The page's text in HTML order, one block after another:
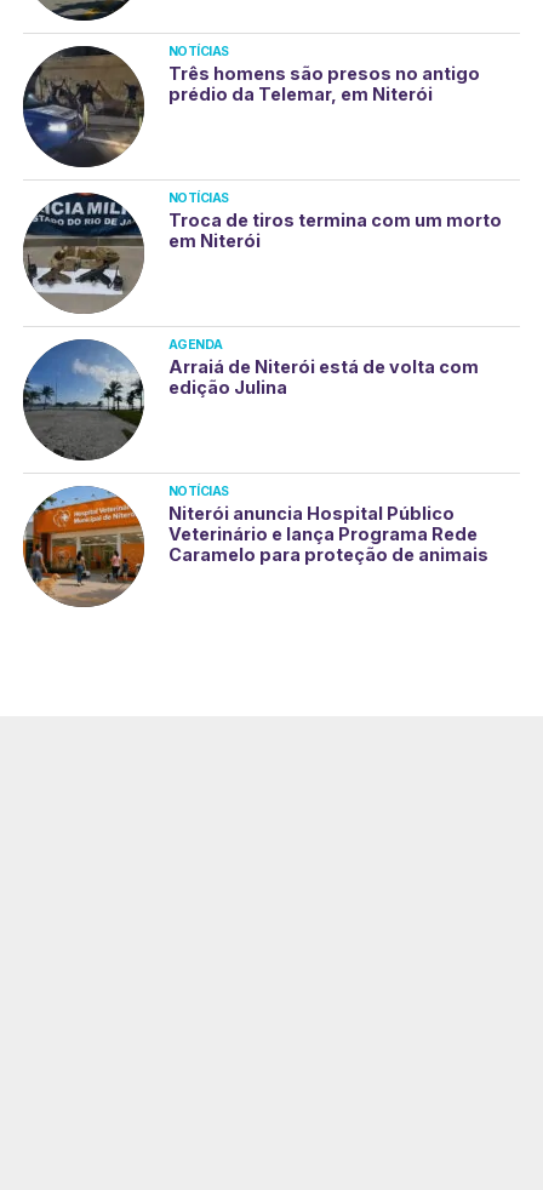
NOTÍCIAS
Três homens são presos no antigo
prédio da Telemar, em Niterói
NOTÍCIAS
Troca de tiros termina com um morto
em Niterói
AGENDA
Arraiá de Niterói está de volta com
edição Julina
NOTÍCIAS
Niterói anuncia Hospital Público
Veterinário e lança Programa Rede
Caramelo para proteção de animais